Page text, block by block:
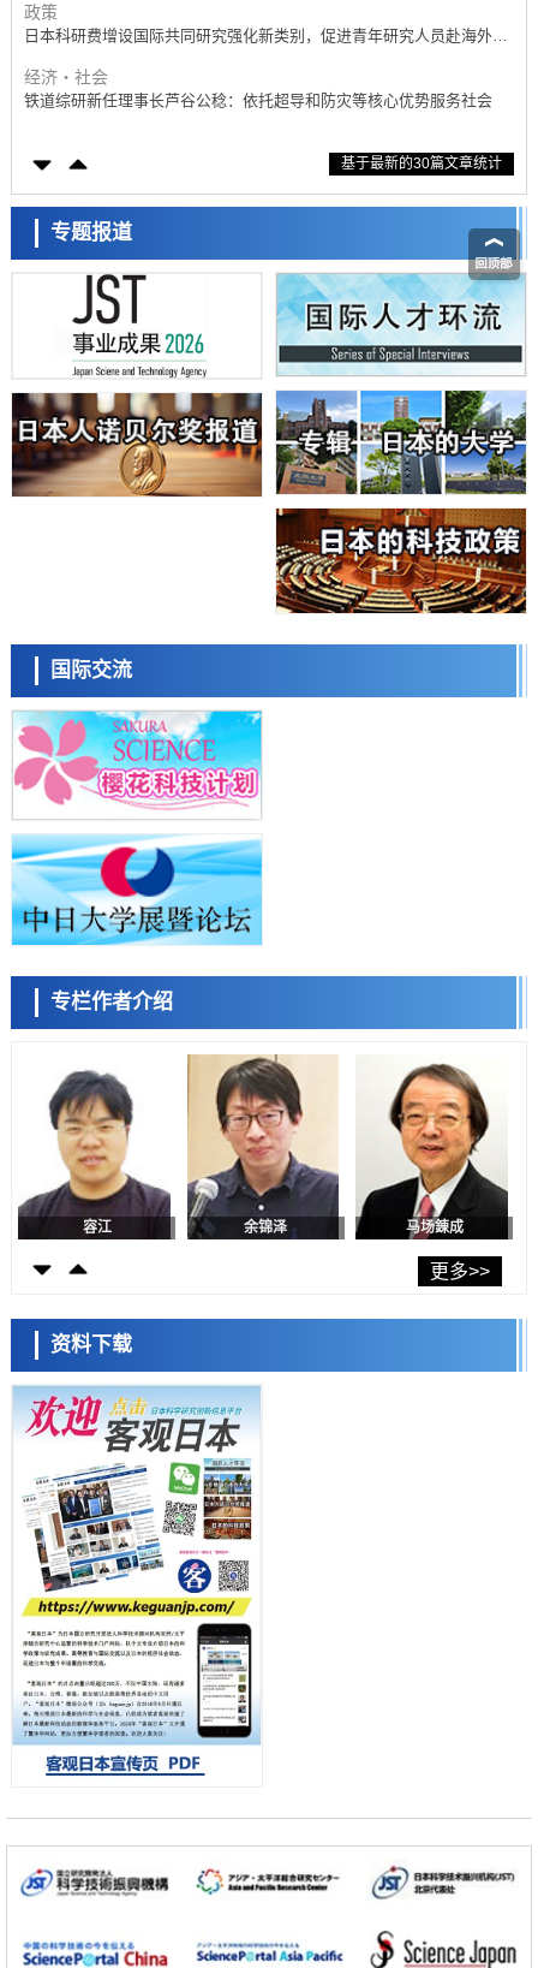
政策
日本科研费增设国际共同研究强化新类别，促进青年研究人员赴海外开
经济・社会
铁道综研新任理事长芦谷公稔：依托超导和防灾等核心优势服务社会
东京大学通过叶绿体基因组编辑技术强化碳固定酶，成功提高光合作用
科学研究
藤田医科大学等成功鉴定出非结核分枝杆菌生存的必需基因，首次揭示
该基因的必要性因菌株而异
经济・社会
【AI法下篇】如何应对AI的不可控性——中央大学平野晋教授专访
科学研究
日本学术会议：为保持土壤健康应采取哪些措施？探讨土壤保护与强化
的具体对策
科学研究
大阪大学开发基于水氢键网络的温度预测新方法，AI从分子排列信息中
高精度解读
经济・社会
【AI法上篇】如何对“将人生交给AI”保持危机感——中央大学平野晋教
庆应义塾大学阐明脑内“游击手”小胶质细胞包裹保护受损神经细胞的机
制，有望用于开发阿尔茨海默病等疾病疗法
日本东北大学与横滨橡胶全球首次从纳米尺度揭示橡胶—黄铜粘接界面
劣化抑制机制，为提升轮胎安全性与耐久性的材料设计开辟道路
科学研究
近畿大学等发现植物染料“日本茜”的红色成分可抑制老化与炎症，有望
科学研究
群马大学开发针对难治性癫痫的新型基因疗法，利用超小型GAD67启动
子抑制发作
科学研究
九州大学揭示夜间眼压升高机制：两种激素波动叠加所致
科学研究
东京都产技研采用新手法开发出可稳定工作至300℃的介电材料，已验
证电容器可在汽车发动机等高温环境下工作
经济・社会
日本生成式AI使用者占比一年内翻倍，但与中美德仍有较大差距
政策
日本修订首都直下型地震紧急对策：目标为死亡人数至少减半，重点强
化火灾防控
福井大学发现细胞记忆过往并抑制反应的机制，阐明即便DNA相同反应
迥异之谜
科学研究
神户大学确认口服癌症疫苗B440单药给药的安全性，在转移性尿路上皮
癌患者中开展临床试验
日本发布《令和8年版科学技术与创新白皮书》，解读第七期基本计划
首年度政策方向
科学研究
东京大学发现可诱导细胞死亡的新型信使物质
东京都健康长寿医疗中心跨器官揭示衰老过程中的糖链变化
科学研究
产总研无需石油利用松脂制备石墨前驱体，可作为电池电极材料
科学研究
东京大学和海上保安厅等发现南海海槽沿线板块边界锁定状态存在区域
差异
政策
日本第2次医疗研究开发调整费，根据一线实际情况和需求分配99.3亿
日元
科学研究
千叶大学鉴定出导致难治性疾病“肺高血压症”恶化的蛋白质“MYL9/12”，
会引发血管结构恶化
科学研究
京都大学高效生成光的构成单元“光子”，可应用于量子计算机
科学研究
开发出300亿年仅误差1秒的光晶格钟，构建网络将其打造为下一代社会
基础设施
经济・社会
大阪大学开发出膜脂质可视化工具，使脂质探针的高效开发成为可能
科学研究
带大量基因的人工细胞
政策
基于最新的30篇文章统计
专题报道
国际交流
专栏作者介绍
流员
小岩井忠道
陈小牧 李鸥 安宁
容江 余锦泽 马场錬成
日本科学未来馆 科学交
流员
小岩井忠道 泷川 进
更多>>
资料下载